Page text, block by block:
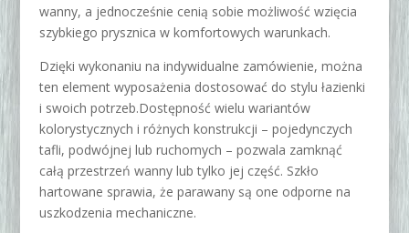
wanny, a jednocześnie cenią sobie możliwość wzięcia
szybkiego prysznica w komfortowych warunkach.
Dzięki wykonaniu na indywidualne zamówienie, można
ten element wyposażenia dostosować do stylu łazienki
i swoich potrzeb.Dostępność wielu wariantów
kolorystycznych i różnych konstrukcji – pojedynczych
tafli, podwójnej lub ruchomych – pozwala zamknąć
całą przestrzeń wanny lub tylko jej część. Szkło
hartowane sprawia, że parawany są one odporne na
uszkodzenia mechaniczne.